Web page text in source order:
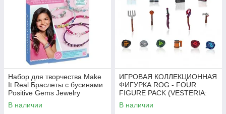
Набор для творчества Make
It Real Браслеты с бусинами
Positive Gems Jewelry
1211MR
В наличии
ИГРОВАЯ КОЛЛЕКЦИОННАЯ
ФИГУРКА ROG - FOUR
FIGURE PACK (VESTERIA:
DARK FOREST) W5
ROG0165
В наличии